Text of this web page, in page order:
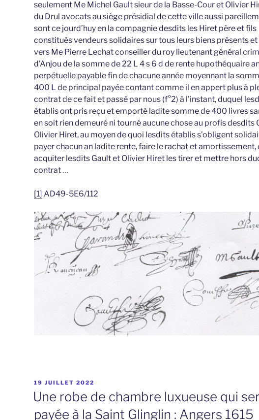
seulement Me Michel Gault sieur de la Basse-Cour et Olivier
du Drul avocats au siège présidial de cette ville aussi
sont ce jourd’huy en la compagnie desdits les Hiret père et fils
constitués vendeurs solidaires sur tous leurs biens présents
vers Me Pierre Lechat conseiller du roy lieutenant général
d’Anjou de la somme de 22 L 4 s 6 d de rente hupothéquaire
perpétuelle payable fin de chacune année moyennant la
400 L de principal payée contant comme il en appert plus à
contrat de ce fait et passé par nous (f°2) à l’instant, duquel
établis ont pris reçu et emporté ladite somme de 400 livres
en soit rien demeuré ni tourné aucune chose au profis desdits
Olivier Hiret, au moyen de quoi lesdits établis s’obligent
payer chacun an ladite rente, faire le rachat et amortissement,
acquiter lesdits Gault et Olivier Hiret les tirer et mettre hors
contrat …
[1] AD49-5E6/112
PUBLIÉ
LE
19 JUILLET 2022
Une robe de chambre luxueuse qui
payée à la Saint Glinglin : Angers 1615